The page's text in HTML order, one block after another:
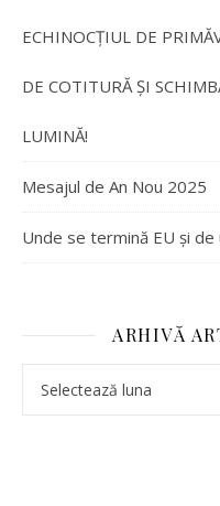
ECHINOCȚIUL DE
DE COTITURĂ ȘI
LUMINĂ!
Mesajul de An Nou 2025
Unde se termină EU și
ARHIVĂ